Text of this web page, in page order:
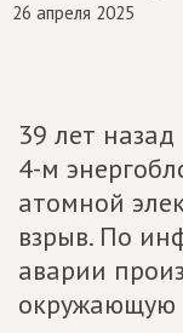
26 апреля 2025
39 лет
4-м
атомной
взрыв. По
аварии
окружающую